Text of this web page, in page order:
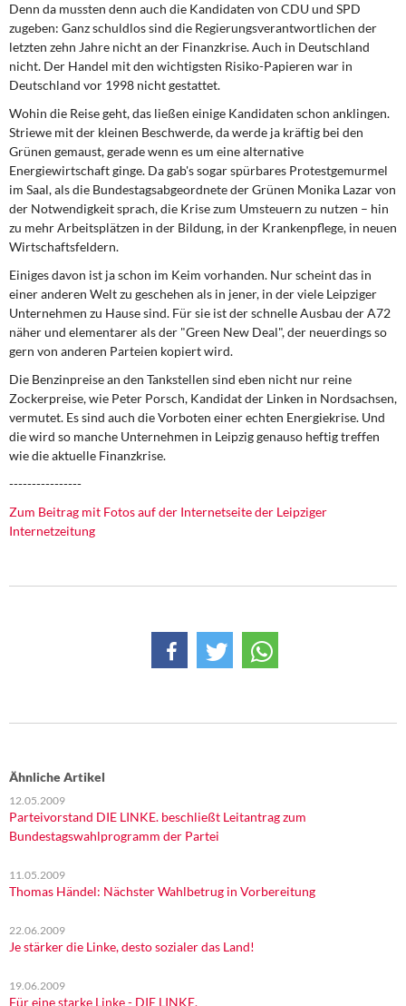
Denn da mussten denn auch die Kandidaten von CDU und SPD
zugeben: Ganz schuldlos sind die Regierungsverantwortlichen der
letzten zehn Jahre nicht an der Finanzkrise. Auch in Deutschland
nicht. Der Handel mit den wichtigsten Risiko-Papieren war in
Deutschland vor 1998 nicht gestattet.
Wohin die Reise geht, das ließen einige Kandidaten schon anklingen.
Striewe mit der kleinen Beschwerde, da werde ja kräftig bei den
Grünen gemaust, gerade wenn es um eine alternative
Energiewirtschaft ginge. Da gab's sogar spürbares Protestgemurmel
im Saal, als die Bundestagsabgeordnete der Grünen Monika Lazar von
der Notwendigkeit sprach, die Krise zum Umsteuern zu nutzen – hin
zu mehr Arbeitsplätzen in der Bildung, in der Krankenpflege, in neuen
Wirtschaftsfeldern.
Einiges davon ist ja schon im Keim vorhanden. Nur scheint das in
einer anderen Welt zu geschehen als in jener, in der viele Leipziger
Unternehmen zu Hause sind. Für sie ist der schnelle Ausbau der A72
näher und elementarer als der "Green New Deal", der neuerdings so
gern von anderen Parteien kopiert wird.
Die Benzinpreise an den Tankstellen sind eben nicht nur reine
Zockerpreise, wie Peter Porsch, Kandidat der Linken in Nordsachsen,
vermutet. Es sind auch die Vorboten einer echten Energiekrise. Und
die wird so manche Unternehmen in Leipzig genauso heftig treffen
wie die aktuelle Finanzkrise.
----------------
Zum Beitrag mit Fotos auf der Internetseite der Leipziger
Internetzeitung
Ähnliche Artikel
12.05.2009
Parteivorstand DIE LINKE. beschließt Leitantrag zum
Bundestagswahlprogramm der Partei
11.05.2009
Thomas Händel: Nächster Wahlbetrug in Vorbereitung
22.06.2009
Je stärker die Linke, desto sozialer das Land!
19.06.2009
Für eine starke Linke - DIE LINKE.